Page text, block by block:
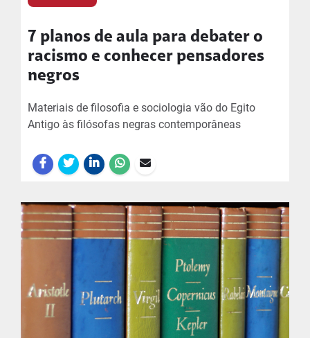
7 planos de aula para debater o
racismo e conhecer pensadores
negros
Materiais de filosofia e sociologia vão do Egito
Antigo às filósofas negras contemporâneas